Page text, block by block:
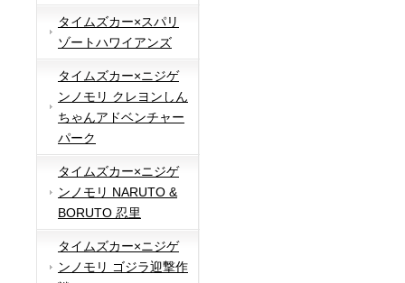
タイムズカー×スパリ
ゾートハワイアンズ
タイムズカー×ニジゲ
ンノモリ クレヨンしん
ちゃんアドベンチャー
パーク
タイムズカー×ニジゲ
ンノモリ NARUTO &
BORUTO 忍里
タイムズカー×ニジゲ
ンノモリ ゴジラ迎撃作